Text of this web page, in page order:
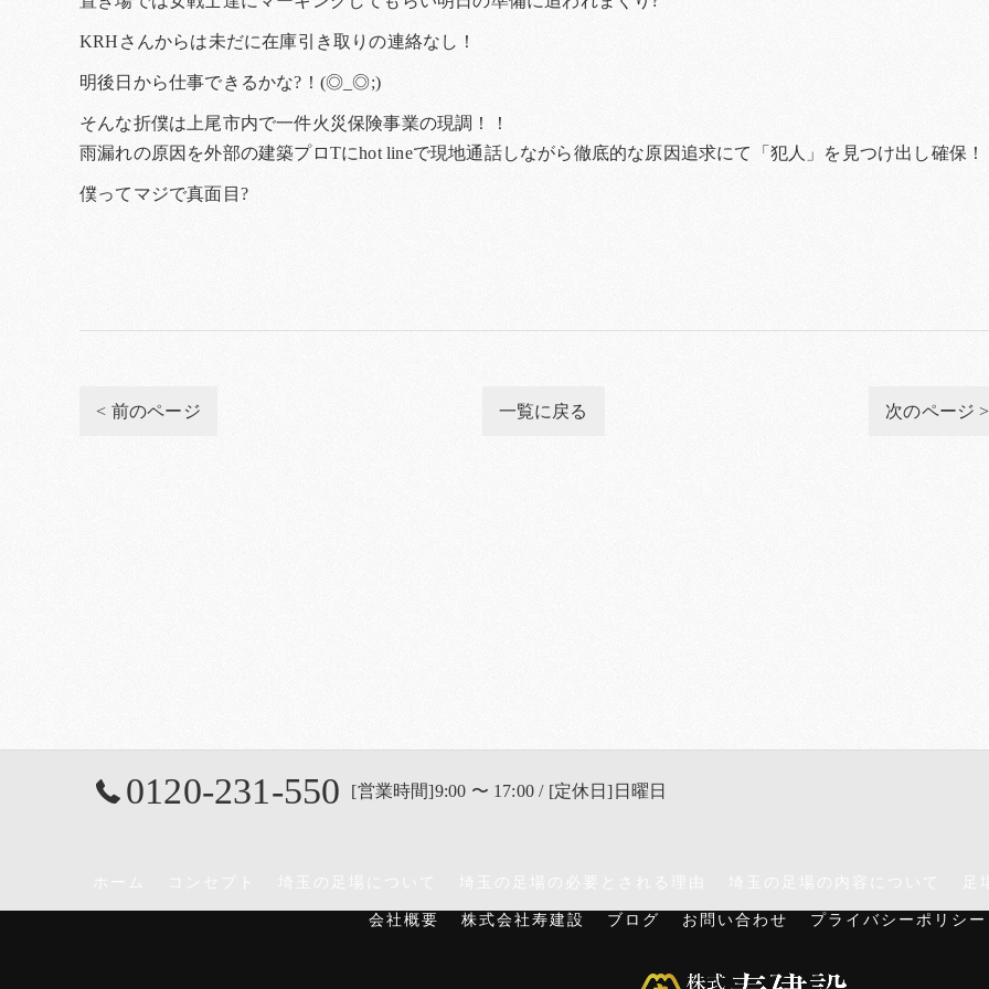
KRHさんからは未だに在庫引き取りの連絡なし！
明後日から仕事できるかな?！(◎_◎;)
そんな折僕は上尾市内で一件火災保険事業の現調！！
雨漏れの原因を外部の建築プロTにhot lineで現地通話しながら徹底的な原因追求にて「犯人」を見つけ出し確保！
僕ってマジで真面目?
< 前のページ 一覧に戻る 次のページ >
0120-231-550 [営業時間]9:00 〜 17:00 / [定休日]日曜日
会社概要 株式会社寿建設 ブログ お問い合わせ プライバシーポリシー